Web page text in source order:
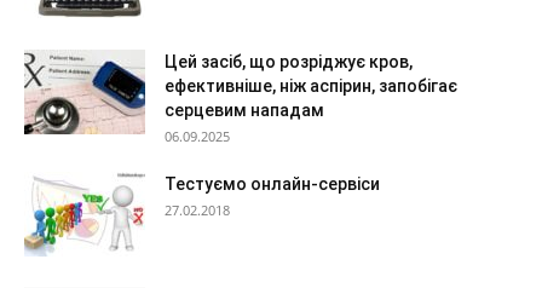
Цей засіб, що розріджує кров,
ефективніше, ніж аспірин, запобігає
серцевим нападам
06.09.2025
Тестуємо онлайн-сервіси
27.02.2018